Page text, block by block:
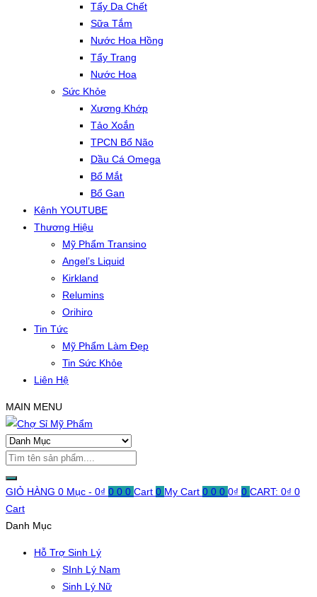
Tẩy Da Chết
Sữa Tắm
Nước Hoa Hồng
Tẩy Trang
Nước Hoa
Sức Khỏe
Xương Khớp
Tảo Xoắn
TPCN Bổ Não
Dầu Cá Omega
Bổ Mắt
Bổ Gan
Kênh YOUTUBE
Thương Hiệu
Mỹ Phẩm Transino
Angel’s Liquid
Kirkland
Relumins
Orihiro
Tin Tức
Mỹ Phẩm Làm Đẹp
Tin Sức Khỏe
Liên Hệ
MAIN MENU
GIỎ HÀNG 0 Mục - 0₫ 0 0 0 Cart 0 My Cart 0 0 0 0₫ 0 CART: 0₫ 0
Cart
Danh Mục
Hỗ Trợ Sinh Lý
SInh Lý Nam
Sinh Lý Nữ